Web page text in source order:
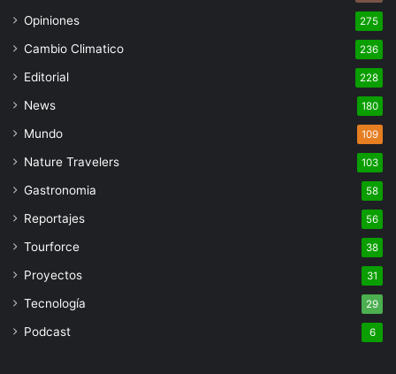
Opiniones 275
Cambio Climatico 236
Editorial 228
News 180
Mundo 109
Nature Travelers 103
Gastronomia 58
Reportajes 56
Tourforce 38
Proyectos 31
Tecnología 29
Podcast 6